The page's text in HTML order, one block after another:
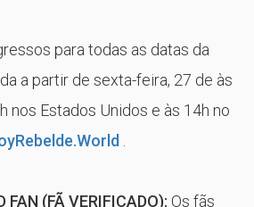
para todas as datas da
a partir de sexta-feira, 27 de às
nos Estados Unidos e às 14h no
FAN (FÃ VERIFICADO): Os fãs